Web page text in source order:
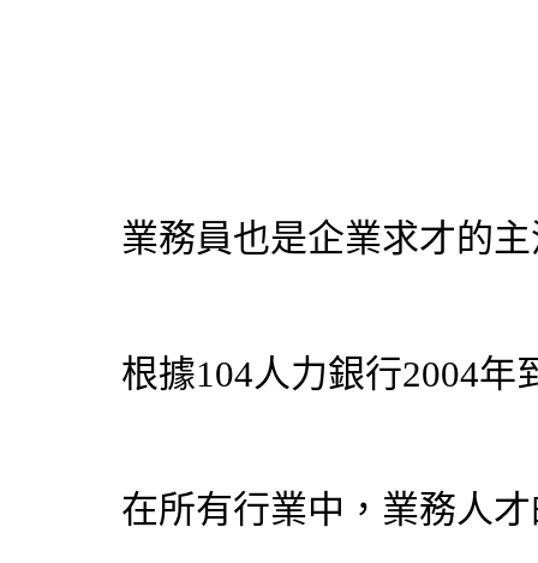
業務員也是企業求才的
根據104人力銀行2004年
在所有行業中，業務人